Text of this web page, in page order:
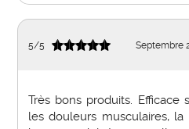
5/5 Septembre
Très bons produits. Efficace
les douleurs musculaires,